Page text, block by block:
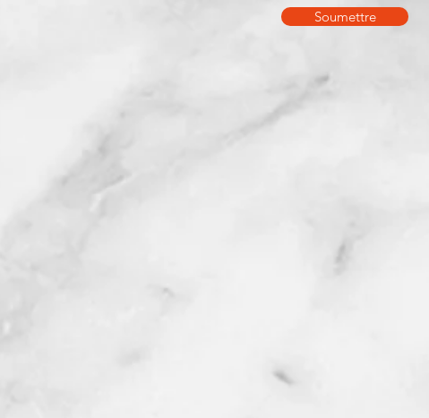
Soumettre